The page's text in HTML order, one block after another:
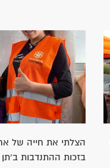
בזכות ההתנדבות ב'תן